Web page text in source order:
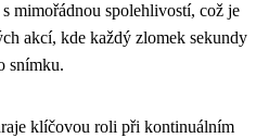
mimořádnou spolehlivostí, což je
akcí, kde každý zlomek sekundy
snímku.
klíčovou roli při kontinuálním